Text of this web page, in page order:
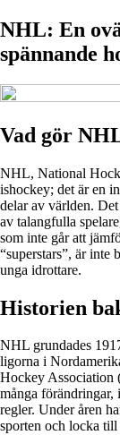
NHL: En
spännande
Vad gör
NHL, National
ishockey; det är en
delar av världen.
av talangfulla
som inte går att
“superstars”, är inte
unga idrottare.
Historien
NHL grundades
ligorna i
Hockey Association
många
regler. Under åren
sporten och locka